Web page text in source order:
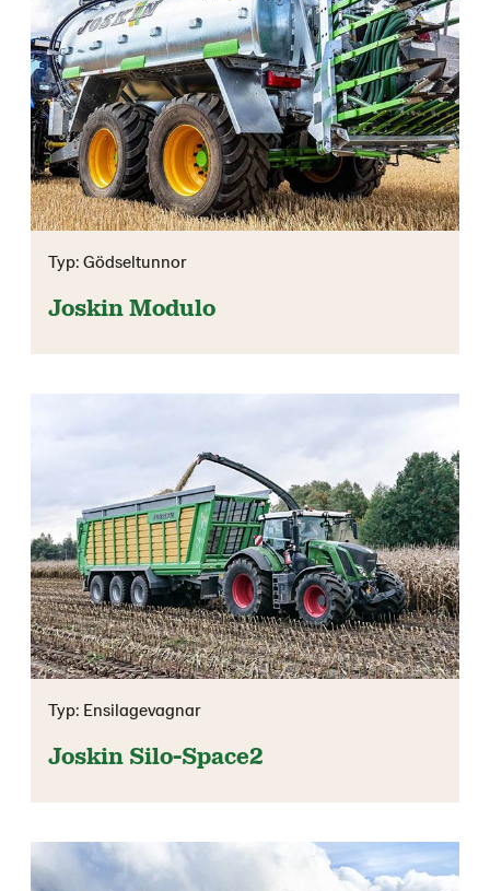
Typ: Gödseltunnor
Joskin Modulo
Typ: Ensilagevagnar
Joskin Silo-Space2